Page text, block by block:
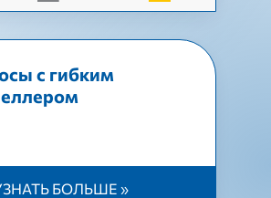
с гибким
БОЛЬШЕ »